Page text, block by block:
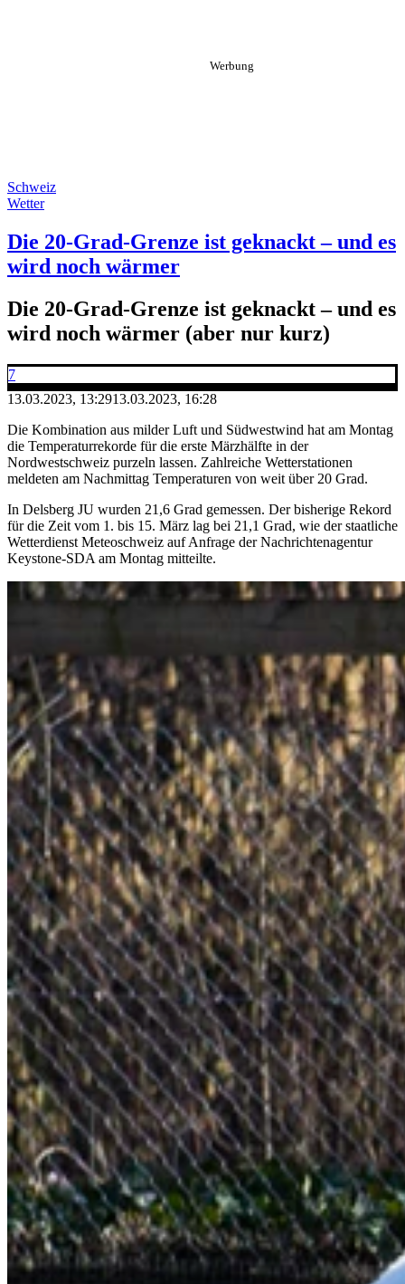
Schweiz
Wetter
Die 20-Grad-Grenze ist geknackt – und es
wird noch wärmer
Die 20-Grad-Grenze ist geknackt – und es
wird noch wärmer (aber nur kurz)
7
13.03.2023, 13:2913.03.2023, 16:28
Die Kombination aus milder Luft und Südwestwind hat am Montag
die Temperaturrekorde für die erste Märzhälfte in der
Nordwestschweiz purzeln lassen. Zahlreiche Wetterstationen
meldeten am Nachmittag Temperaturen von weit über 20 Grad.
In Delsberg JU wurden 21,6 Grad gemessen. Der bisherige Rekord
für die Zeit vom 1. bis 15. März lag bei 21,1 Grad, wie der staatliche
Wetterdienst Meteoschweiz auf Anfrage der Nachrichtenagentur
Keystone-SDA am Montag mitteilte.